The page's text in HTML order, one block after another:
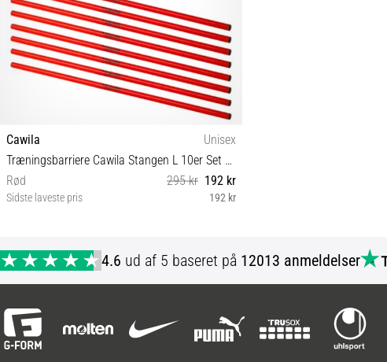
Cawila
Unisex
Træningsbarriere Cawila Stangen L 10er Set d25mm 160cm
Rød
295 kr 192 kr
Sidste laveste pris 192 kr
4.6 ud af 5 baseret på 12013 anmeldelser